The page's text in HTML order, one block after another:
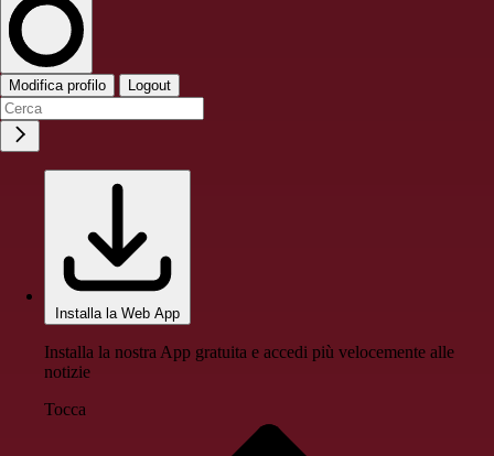
Modifica profilo Logout
Installa la Web App
Installa la nostra App gratuita e accedi più velocemente alle
notizie
Tocca